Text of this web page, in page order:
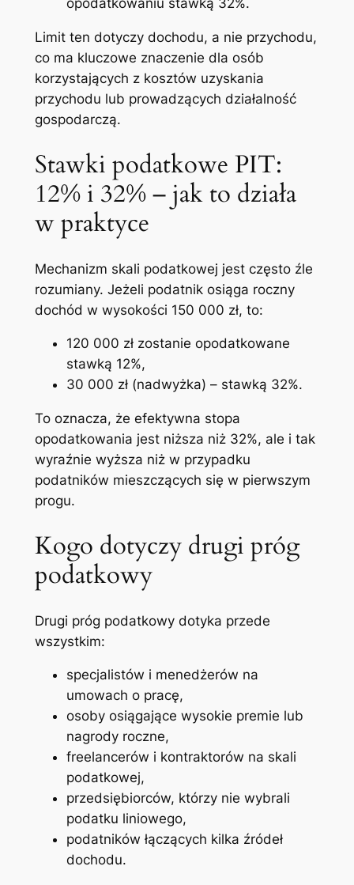
opodatkowaniu stawką 32%.
Limit ten dotyczy dochodu, a nie przychodu,
co ma kluczowe znaczenie dla osób
korzystających z kosztów uzyskania
przychodu lub prowadzących działalność
gospodarczą.
Stawki podatkowe PIT:
12% i 32% – jak to działa
w praktyce
Mechanizm skali podatkowej jest często źle
rozumiany. Jeżeli podatnik osiąga roczny
dochód w wysokości 150 000 zł, to:
120 000 zł zostanie opodatkowane
stawką 12%,
30 000 zł (nadwyżka) – stawką 32%.
To oznacza, że efektywna stopa
opodatkowania jest niższa niż 32%, ale i tak
wyraźnie wyższa niż w przypadku
podatników mieszczących się w pierwszym
progu.
Kogo dotyczy drugi próg
podatkowy
Drugi próg podatkowy dotyka przede
wszystkim:
specjalistów i menedżerów na
umowach o pracę,
osoby osiągające wysokie premie lub
nagrody roczne,
freelancerów i kontraktorów na skali
podatkowej,
przedsiębiorców, którzy nie wybrali
podatku liniowego,
podatników łączących kilka źródeł
dochodu.